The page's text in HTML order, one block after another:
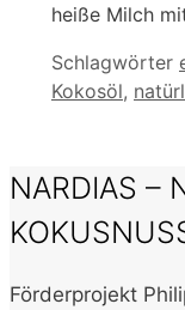
heiße Milch
Schlagwörter
Kokosöl,
NARDIAS –
Förderprojekt